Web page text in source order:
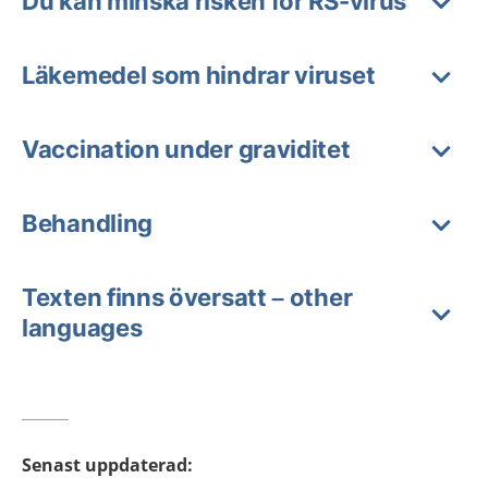
Läkemedel som hindrar viruset
Vaccination under graviditet
Behandling
Texten finns översatt – other
languages
Senast uppdaterad: